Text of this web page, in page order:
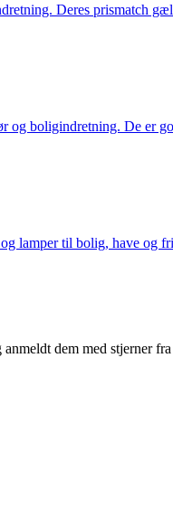
Deres prismatch
boligindretning. De er
lamper til bolig, have og
dem med stjerner